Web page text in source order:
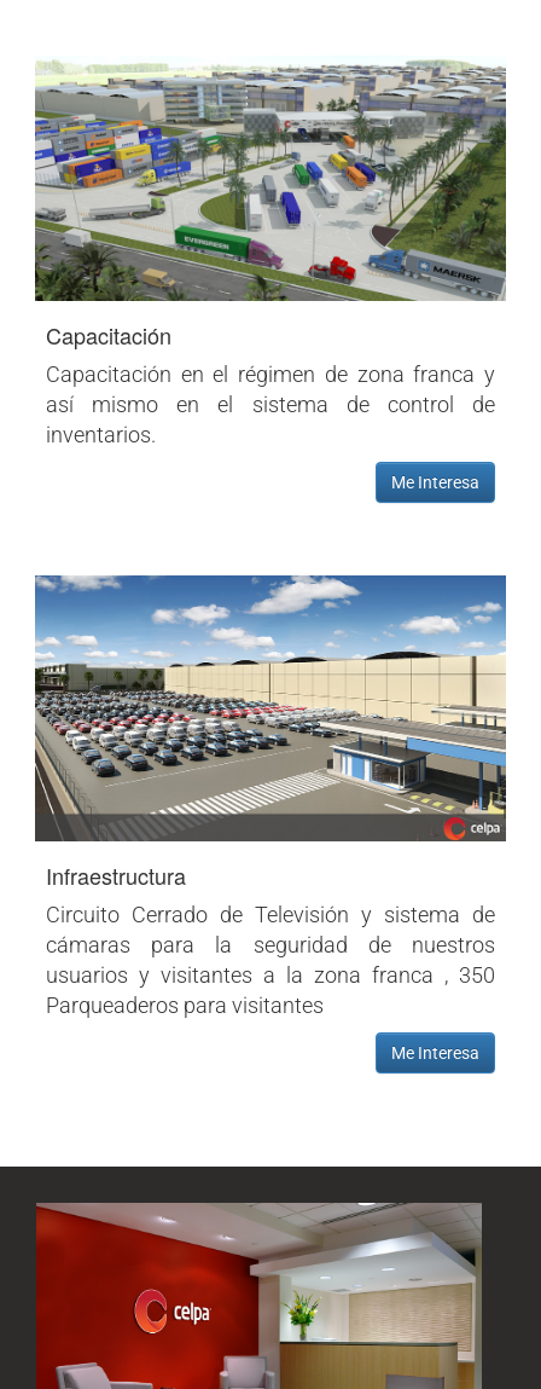
Capacitación
Capacitación en el régimen de zona franca y
así mismo en el sistema de control de
inventarios.
Me Interesa
Infraestructura
Circuito Cerrado de Televisión y sistema de
cámaras para la seguridad de nuestros
usuarios y visitantes a la zona franca , 350
Parqueaderos para visitantes
Me Interesa